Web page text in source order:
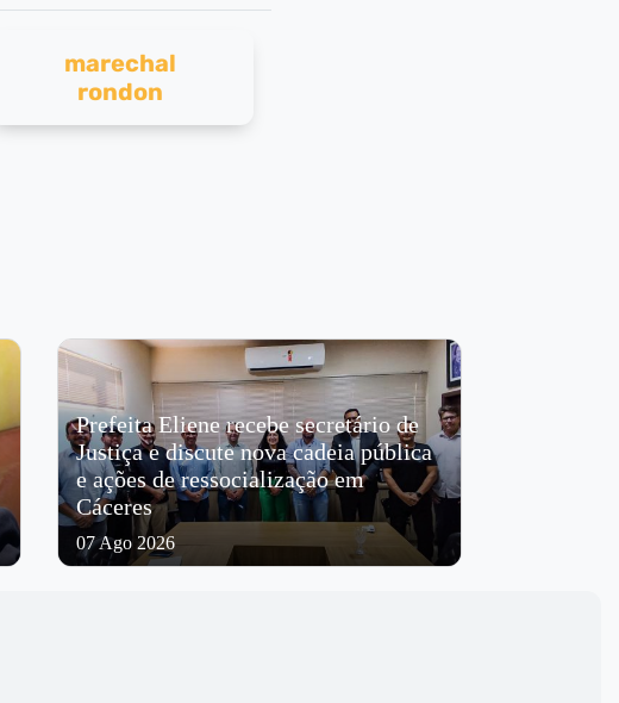
marechal
rondon
Prefeita Eliene recebe secretário de
Justiça e discute nova cadeia pública
e ações de ressocialização em
Cáceres
07 Ago 2026